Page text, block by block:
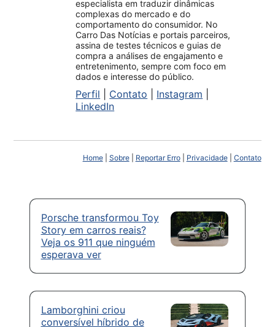
especialista em traduzir dinâmicas
complexas do mercado e do
comportamento do consumidor. No
Carro Das Notícias e portais parceiros,
assina de testes técnicos e guias de
compra a análises de engajamento e
entretenimento, sempre com foco em
dados e interesse do público.
Perfil Contato Instagram
LinkedIn
Home| Sobre| Reportar Erro| Privacidade| Contato
Porsche transformou Toy
Story em carros reais?
Veja os 911 que ninguém
esperava ver
Lamborghini criou
conversível híbrido de